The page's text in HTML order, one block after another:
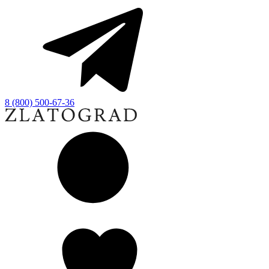
8 (800) 500-67-36